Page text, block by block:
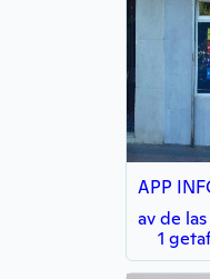
av de
1